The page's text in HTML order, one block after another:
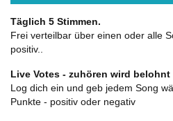
Täglich 5 Stimmen.
Frei verteilbar über einen oder alle
positiv..
Live Votes - zuhören wird belohnt
Log dich ein und geb jedem Song
Punkte - positiv oder negativ